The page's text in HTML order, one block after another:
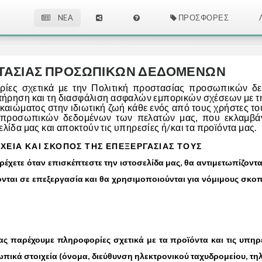
NEA ΠΡΟΣΦΟΡΈΣ
ΠΡΟΣΩΠΙΚΩΝ ΔΕΔΟΜΕΝΩΝ
σχετικά με την Πολιτική προστασίας προσωπικών
και τη διασφάλιση ασφαλών εμπορικών σχέσεων
στην ιδιωτική ζωή κάθε ενός από τους χρήστες
δεδομένων των πελατών μας, που
μας και αποκτούν τις υπηρεσίες ή/και τα προϊόντα μας.
ΚΑΙ ΣΚΟΠΟΣ ΤΗΣ ΕΠΕΞΕΡΓΑΣΙΑΣ ΤΟΥΣ
όταν επισκέπτεστε την ιστοσελίδα μας, θα
σε επεξεργασία και θα χρησιμοποιούνται για νόμιμους
πληροφορίες σχετικά με τα προϊόντα και τις
στοιχεία (όνομα, διεύθυνση ηλεκτρονικού ταχυδρομείου,